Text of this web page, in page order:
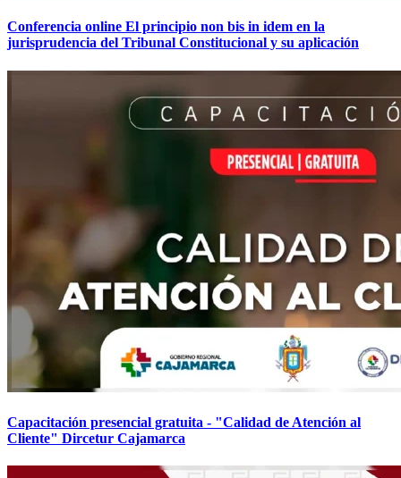
Conferencia online El principio non bis in idem en la
jurisprudencia del Tribunal Constitucional y su aplicación
Capacitación presencial gratuita - "Calidad de Atención al
Cliente" Dircetur Cajamarca